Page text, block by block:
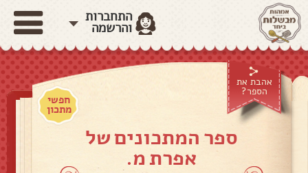
התחברות
והרשמה
אהבת את
הספר?
חפשי
מתכון
ספר המתכונים של
אפרת מ.